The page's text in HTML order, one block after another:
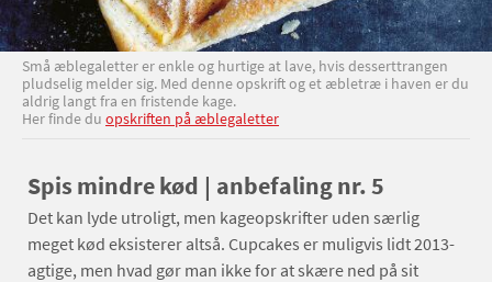
Små æblegaletter er enkle og hurtige at lave, hvis desserttrangen
pludselig melder sig. Med denne opskrift og et æbletræ i haven er du
aldrig langt fra en fristende kage.
Her finde du opskriften på æblegaletter
Spis mindre kød | anbefaling nr. 5
Det kan lyde utroligt, men kageopskrifter uden særlig
meget kød eksisterer altså. Cupcakes er muligvis lidt 2013-
agtige, men hvad gør man ikke for at skære ned på sit